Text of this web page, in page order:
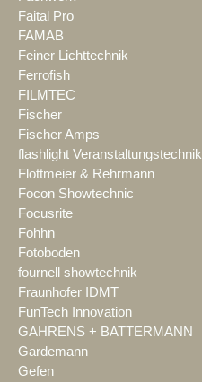
Faital Pro
FAMAB
Feiner Lichttechnik
Ferrofish
FILMTEC
Fischer
Fischer Amps
flashlight Veranstaltungstechnik
Flottmeier & Rehrmann
Focon Showtechnic
Focusrite
Fohhn
Fotoboden
fournell showtechnik
Fraunhofer IDMT
FunTech Innovation
GAHRENS + BATTERMANN
Gardemann
Gefen